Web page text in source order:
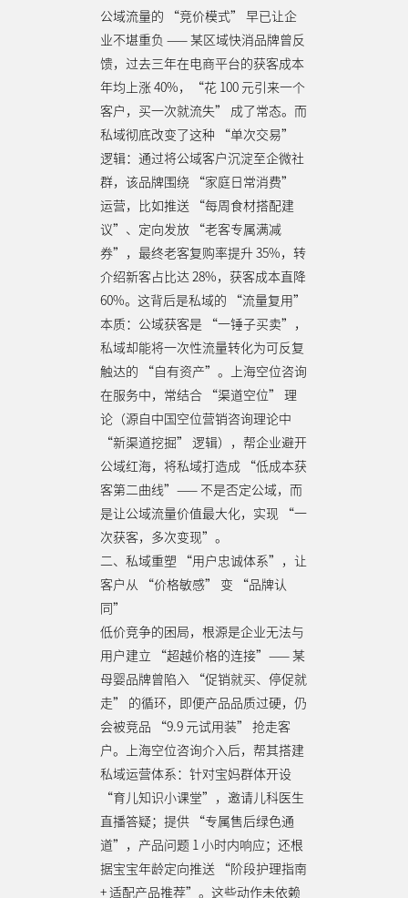
公域流量的 “竞价模式” 早已让企
业不堪重负 —— 某区域快消品牌曾反
馈，过去三年在电商平台的获客成本
年均上涨 40%，“花 100 元引来一个
客户，买一次就流失” 成了常态。而
私域彻底改变了这种 “单次交易”
逻辑：通过将公域客户沉淀至企微社
群，该品牌围绕 “家庭日常消费”
运营，比如推送 “每周食材搭配建
议”、定向发放 “老客专属满减
券”，最终老客复购率提升 35%，转
介绍新客占比达 28%，获客成本直降
60%。这背后是私域的 “流量复用”
本质：公域获客是 “一锤子买卖”，
私域却能将一次性流量转化为可反复
触达的 “自有资产”。上海空位咨询
在服务中，常结合 “渠道空位” 理
论（源自中国空位营销咨询理论中
“新渠道挖掘” 逻辑），帮企业避开
公域红海，将私域打造成 “低成本获
客第二曲线”—— 不是否定公域，而
是让公域流量价值最大化，实现 “一
次获客，多次变现”。
二、私域重塑 “用户忠诚体系”，让
客户从 “价格敏感” 变 “品牌认
同”
低价竞争的困局，根源是企业无法与
用户建立 “超越价格的连接”—— 某
母婴品牌曾陷入 “促销就买、停促就
走” 的循环，即便产品品质过硬，仍
会被竞品 “9.9 元试用装” 抢走客
户。上海空位咨询介入后，帮其搭建
私域运营体系：针对宝妈群体开设
“育儿知识小课堂”，邀请儿科医生
直播答疑；提供 “专属售后绿色通
道”，产品问题 1 小时内响应；还根
据宝宝年龄定向推送 “阶段护理指南
+ 适配产品推荐”。这些动作未依赖